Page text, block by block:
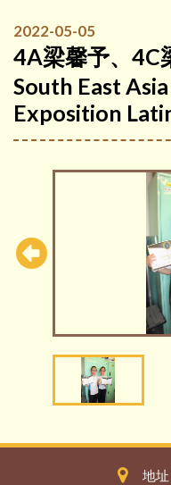
2022-05-05
4A梁馨予、4C
South East
Exposition
地